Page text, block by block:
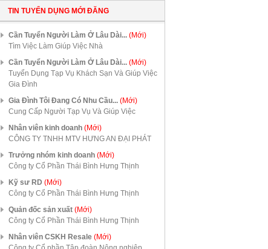
TIN TUYỂN DỤNG MỚI ĐĂNG
Cần Tuyển Người Làm Ở Lâu Dài... (Mới)
Tìm Việc Làm Giúp Việc Nhà
Cần Tuyển Người Làm Ở Lâu Dài... (Mới)
Tuyển Dụng Tạp Vụ Khách Sạn Và Giúp Việc
Gia Đình
Gia Đình Tôi Đang Có Nhu Cầu... (Mới)
Cung Cấp Người Tạp Vụ Và Giúp Việc
Nhân viên kinh doanh (Mới)
CÔNG TY TNHH MTV HƯNG AN ĐẠI PHÁT
Trưởng nhóm kinh doanh (Mới)
Công ty Cổ Phần Thái Bình Hưng Thịnh
Kỹ sư RD (Mới)
Công ty Cổ Phần Thái Bình Hưng Thịnh
Quản đốc sản xuất (Mới)
Công ty Cổ Phần Thái Bình Hưng Thịnh
Nhân viên CSKH Resale (Mới)